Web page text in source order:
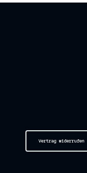
Vertrag widerrufen